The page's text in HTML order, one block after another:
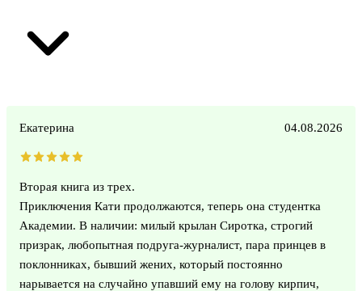
Екатерина 04.08.2026
Вторая книга из трех.
Приключения Кати продолжаются, теперь она студентка
Академии. В наличии: милый крылан Сиротка, строгий
призрак, любопытная подруга-журналист, пара принцев в
поклонниках, бывший жених, который постоянно
нарывается на случайно упавший ему на голову кирпич,